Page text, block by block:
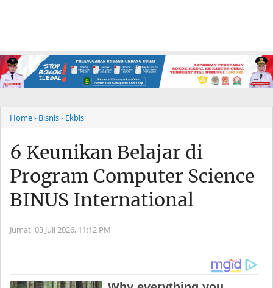
Home› Bisnis› Ekbis
6 Keunikan Belajar di
Program Computer Science
BINUS International
Jumat, 03 Juli 2026, 11:12 PM